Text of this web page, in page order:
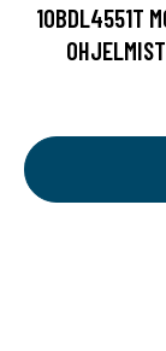
10BDL4551T